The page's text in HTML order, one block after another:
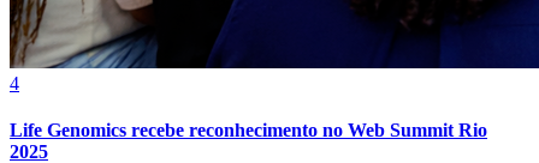
4
Life Genomics recebe reconhecimento no Web Summit Rio
2025